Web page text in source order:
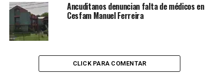
Ancuditanos denuncian falta de médicos en
Cesfam Manuel Ferreira
CLICK PARA COMENTAR